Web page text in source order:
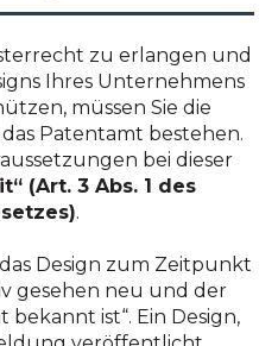
zu erlangen und
Ihres Unternehmens
müssen Sie die
Patentamt bestehen.
bei dieser
(Art. 3 Abs. 1 des
.
Design zum Zeitpunkt
gesehen neu und der
ist“. Ein Design,